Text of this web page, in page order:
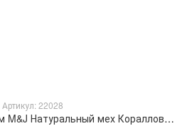
Артикул: 22028
Наушники с регулятором M&J Натуральный мех Коралловый меланж 22028